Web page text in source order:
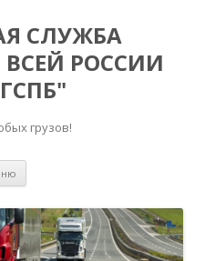
СЛУЖБА
РОССИИ
грузов!